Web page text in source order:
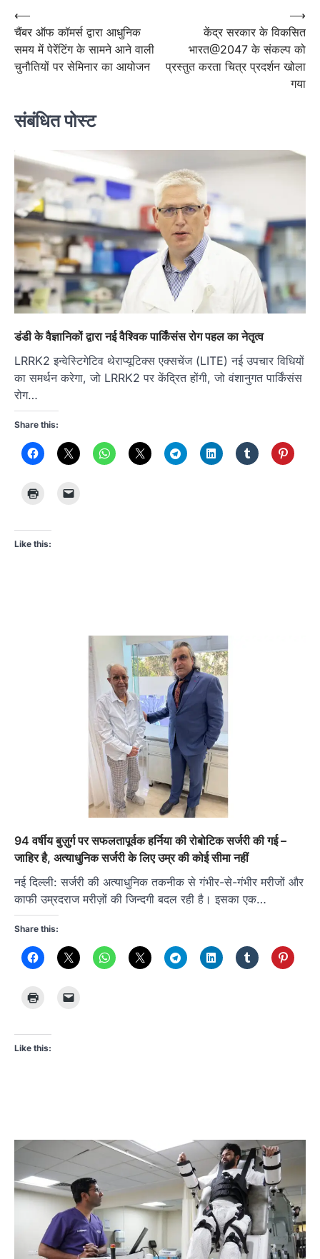
Post
navigation
⟵
चैंबर ऑफ कॉमर्स द्वारा आधुनिक
समय में पेरेंटिंग के सामने आने वाली
चुनौतियों पर सेमिनार का आयोजन
केंद्र सरकार के विकसित
भारत@2047 के संकल्प को
प्रस्तुत करता चित्र प्रदर्शन खोला
गया
⟶
संबंधित पोस्ट
डंडी के वैज्ञानिकों द्वारा नई वैश्विक पार्किंसंस रोग पहल का नेतृत्व
LRRK2 इन्वेस्टिगेटिव थेराप्यूटिक्स एक्सचेंज (LITE) नई उपचार विधियों
का समर्थन करेगा, जो LRRK2 पर केंद्रित होंगी, जो वंशानुगत पार्किंसंस
रोग…
Share this:
Like this:
94 वर्षीय बुज़ुर्ग पर सफलतापूर्वक हर्निया की रोबोटिक सर्जरी की गई –
जाहिर है, अत्याधुनिक सर्जरी के लिए उम्र की कोई सीमा नहीं
नई दिल्ली: सर्जरी की अत्याधुनिक तकनीक से गंभीर-से-गंभीर मरीजों और
काफी उम्रदराज मरीज़ों की जिन्दगी बदल रही है। इसका एक…
Share this:
Like this: